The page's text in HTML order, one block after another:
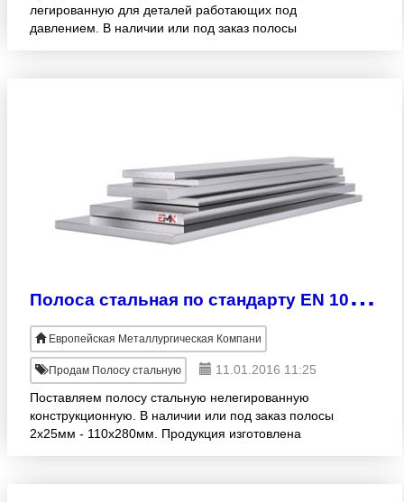
легированную для деталей работающих под
давлением. В наличии или под заказ полосы
П
олоса стальная по стандарту EN 10025-2
Европейская Металлургическая Компани
Продам Полосу стальную
11.01.2016 11:25
Поставляем полосу стальную нелегированную
конструкционную. В наличии или под заказ полосы
2х25мм - 110х280мм. Продукция изготовлена